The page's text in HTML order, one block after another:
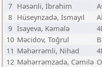
7 Həsənli, İbrahim
8 Hüseynzadə, İsmayıl
9 İsayeva, Kəmalə
10 Məcidov, Toğrul
11 Məhərrəmli, Nihad
12 Məhərrəmzadə, Cəmilə